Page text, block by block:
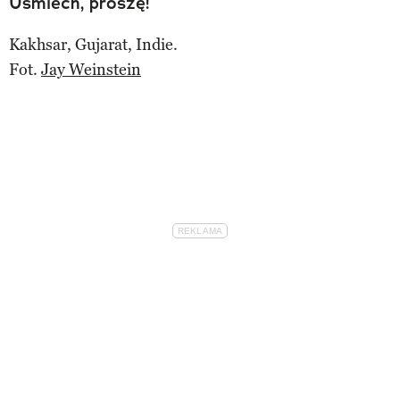
Kakhsar, Gujarat, Indie.
Fot. Jay Weinstein